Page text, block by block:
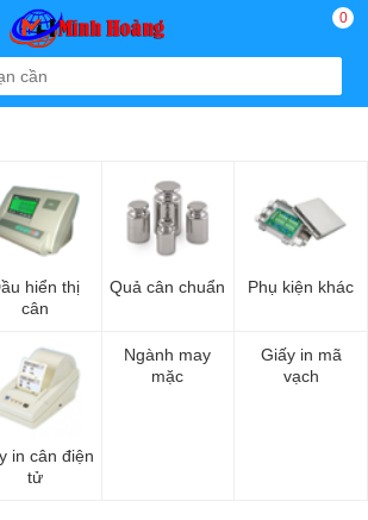
0
hiển thị
cân
Quả cân chuẩn Phụ kiện khác
in cân điện
tử
Ngành may
mặc
Giấy in mã
vạch